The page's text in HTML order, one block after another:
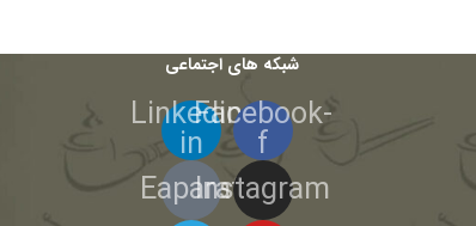
شبکه های اجتماعی
Facebook-
f
Linkedin-
in
Instagram
Eaparat